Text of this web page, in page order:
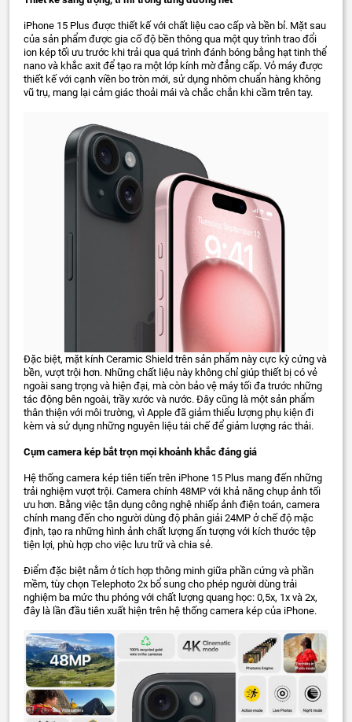
iPhone 15 Plus được thiết kế với chất liệu cao cấp và bền bỉ. Mặt sau
của sản phẩm được gia cố độ bền thông qua một quy trình trao đổi
ion kép tối ưu trước khi trải qua quá trình đánh bóng bằng hạt tinh thể
nano và khắc axit để tạo ra một lớp kính mờ đẳng cấp. Vỏ máy được
thiết kế với cạnh viền bo tròn mới, sử dụng nhôm chuẩn hàng không
vũ trụ, mang lại cảm giác thoải mái và chắc chắn khi cầm trên tay.
Đặc biệt, mặt kính Ceramic Shield trên sản phẩm này cực kỳ cứng và
bền, vượt trội hơn. Những chất liệu này không chỉ giúp thiết bị có vẻ
ngoài sang trọng và hiện đại, mà còn bảo vệ máy tối đa trước những
tác động bên ngoài, trầy xước và nước. Đây cũng là một sản phẩm
thân thiện với môi trường, vì Apple đã giảm thiểu lượng phụ kiện đi
kèm và sử dụng những nguyên liệu tái chế để giảm lượng rác thải.
Cụm camera kép bắt trọn mọi khoảnh khắc đáng giá
Hệ thống camera kép tiên tiến trên iPhone 15 Plus mang đến những
trải nghiệm vượt trội. Camera chính 48MP với khả năng chụp ảnh tối
ưu hơn. Bằng việc tận dụng công nghệ nhiếp ảnh điện toán, camera
chính mang đến cho người dùng độ phân giải 24MP ở chế độ mặc
định, tạo ra những hình ảnh chất lượng ấn tượng với kích thước tệp
tiện lợi, phù hợp cho việc lưu trữ và chia sẻ.
Điểm đặc biệt nằm ở tích hợp thông minh giữa phần cứng và phần
mềm, tùy chọn Telephoto 2x bổ sung cho phép người dùng trải
nghiệm ba mức thu phóng với chất lượng quang học: 0,5x, 1x và 2x,
đây là lần đầu tiên xuất hiện trên hệ thống camera kép của iPhone.